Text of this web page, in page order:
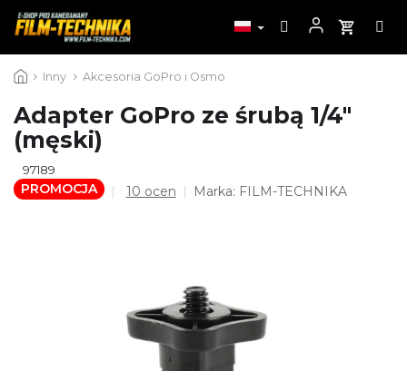
do
Inny Akcesoria GoPro i Osmo
Adapter GoPro ze śrubą 1/4"
(męski)
97189
PROMOCJA
Średnia
gwiazdek.
10 ocen Marka: FILM-TECHNIKA